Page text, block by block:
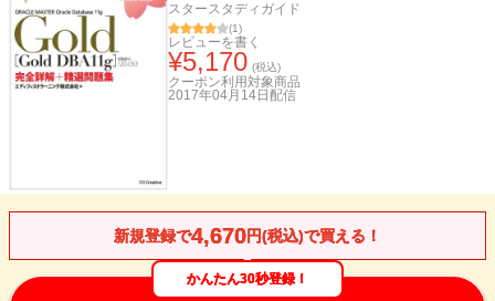
スタースタディガイド
(1)
レビューを書く
¥5,170 (税込)
クーポン利用対象商品
2017年04月14日 配信
新規登録で4,670円(税込)で買える！
かんたん30秒登録！